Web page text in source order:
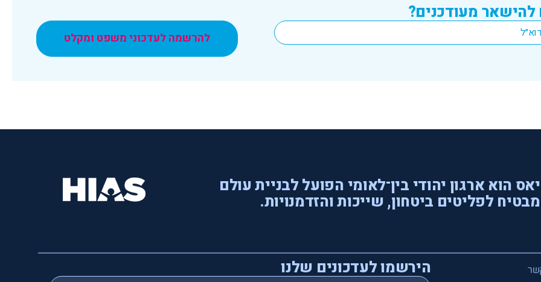
להישאר מעודכנים?
להרשמה לעדכוני משפט ומקלט
הוא ארגון יהודי בין־לאומי הפועל לבניית עולם
לפליטים ביטחון, שייכות והזדמנויות.
הירשמו לעדכונים שלנו